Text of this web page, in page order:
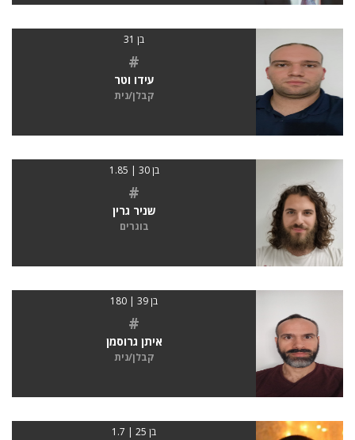
בן 31
#
עידו וטר
קבלן/נית
בן 30 | 1.85
#
שניר גרין
בוגרים
בן 39 | 180
#
איתן גרוסמן
קבלן/נית
בן 25 | 1.7